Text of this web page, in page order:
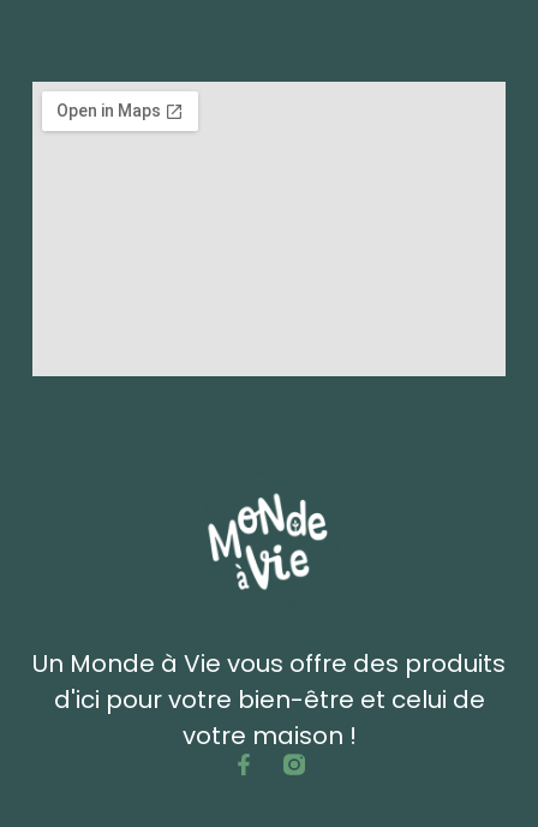
Un Monde à Vie vous offre des produits
d'ici pour votre bien-être et celui de
votre maison !